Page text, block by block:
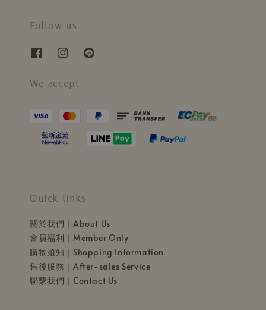
Follow us
We accept
Quick links
關於我們｜About Us
會員福利｜Member Only
購物須知｜Shopping Information
售後服務｜After-sales Service
聯繫我們｜Contact Us